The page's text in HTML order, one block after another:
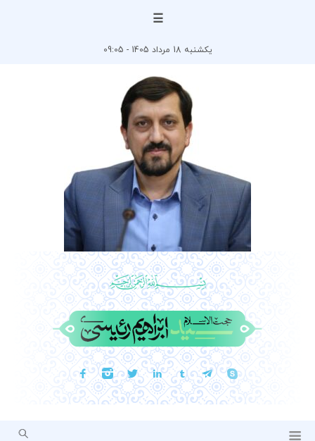
☰
یکشنبه 18 مرداد 1405 - 09:05